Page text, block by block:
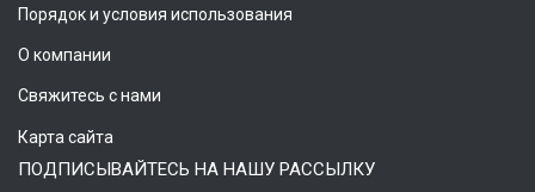
Порядок и условия использования
О компании
Свяжитесь с нами
Карта сайта
ПОДПИСЫВАЙТЕСЬ НА НАШУ РАССЫЛКУ